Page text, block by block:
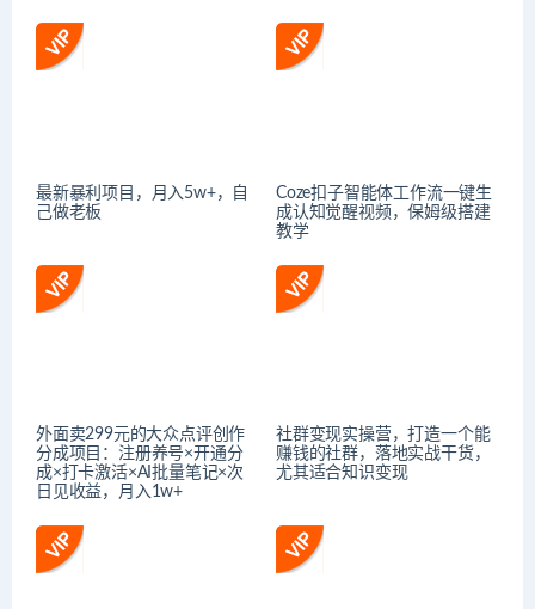
最新暴利项目，月入5w+，自
己做老板
Coze扣子智能体工作流一键生
成认知觉醒视频，保姆级搭建
教学
外面卖299元的大众点评创作
分成项目：注册养号×开通分
成×打卡激活×AI批量笔记×次
日见收益，月入1w+
社群变现实操营，打造一个能
赚钱的社群，落地实战干货，
尤其适合知识变现